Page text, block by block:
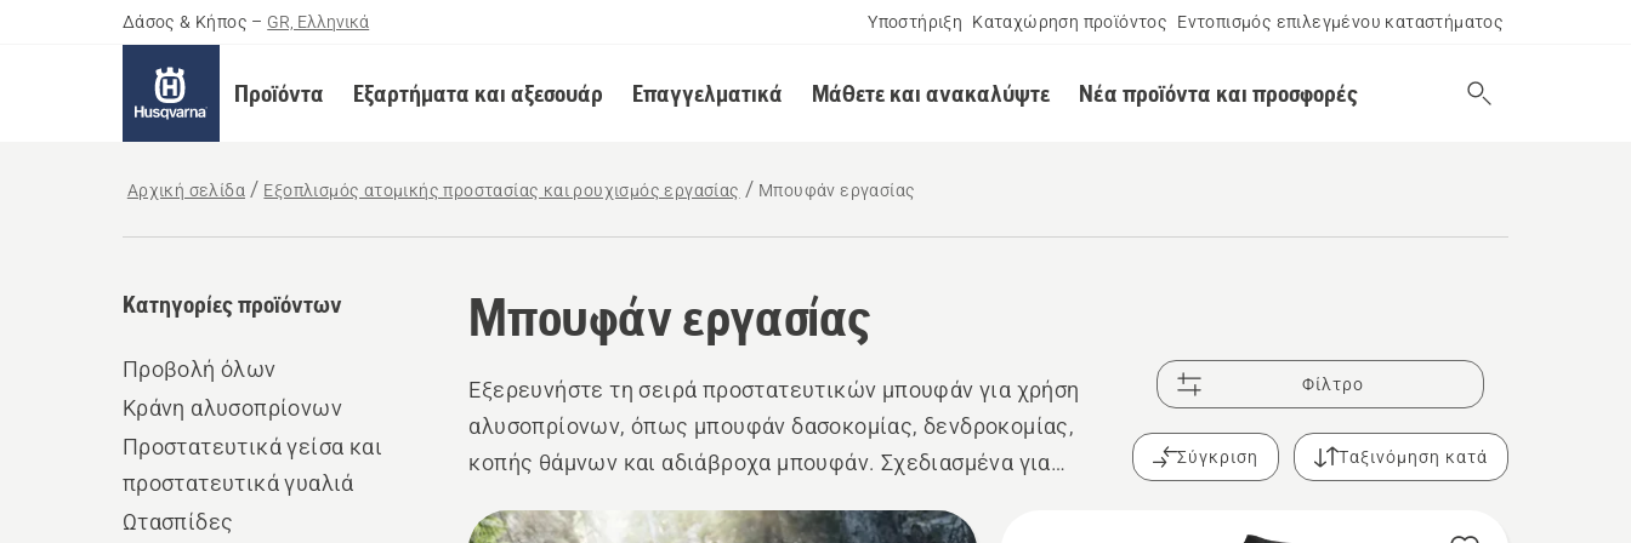
Δάσος & Κήπος – GR, Ελληνικά Υποστήριξη Καταχώρηση προϊόντος Εντοπισμός επιλεγμένου καταστήματος
Προϊόντα Εξαρτήματα και αξεσουάρ Επαγγελματικά Μάθετε και ανακαλύψτε Νέα προϊόντα και προσφορές
Αρχική σελίδα Εξοπλισμός ατομικής προστασίας και ρουχισμός εργασίας Μπουφάν εργασίας
Μπουφάν εργασίας
Κατηγορίες προϊόντων
Προβολή όλων
Κράνη αλυσοπρίονων
Προστατευτικά γείσα και
προστατευτικά γυαλιά
Ωτασπίδες
Εξερευνήστε τη σειρά προστατευτικών μπουφάν για χρήση
αλυσοπρίονων, όπως μπουφάν δασοκομίας, δενδροκομίας,
κοπής θάμνων και αδιάβροχα μπουφάν. Σχεδιασμένα για
άνεση και ελευθερία κινήσεων.
Φίλτρο
Σύγκριση Ταξινόμηση κατά
Όλα